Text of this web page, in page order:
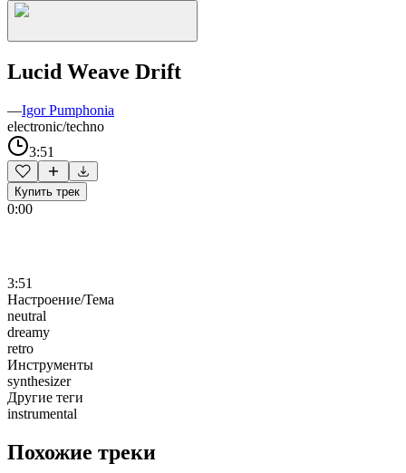
Lucid Weave Drift
—Igor Pumphonia
electronic/techno
3:51
Купить трек
0:00
3:51
Настроение/Тема
neutral
dreamy
retro
Инструменты
synthesizer
Другие теги
instrumental
Похожие треки